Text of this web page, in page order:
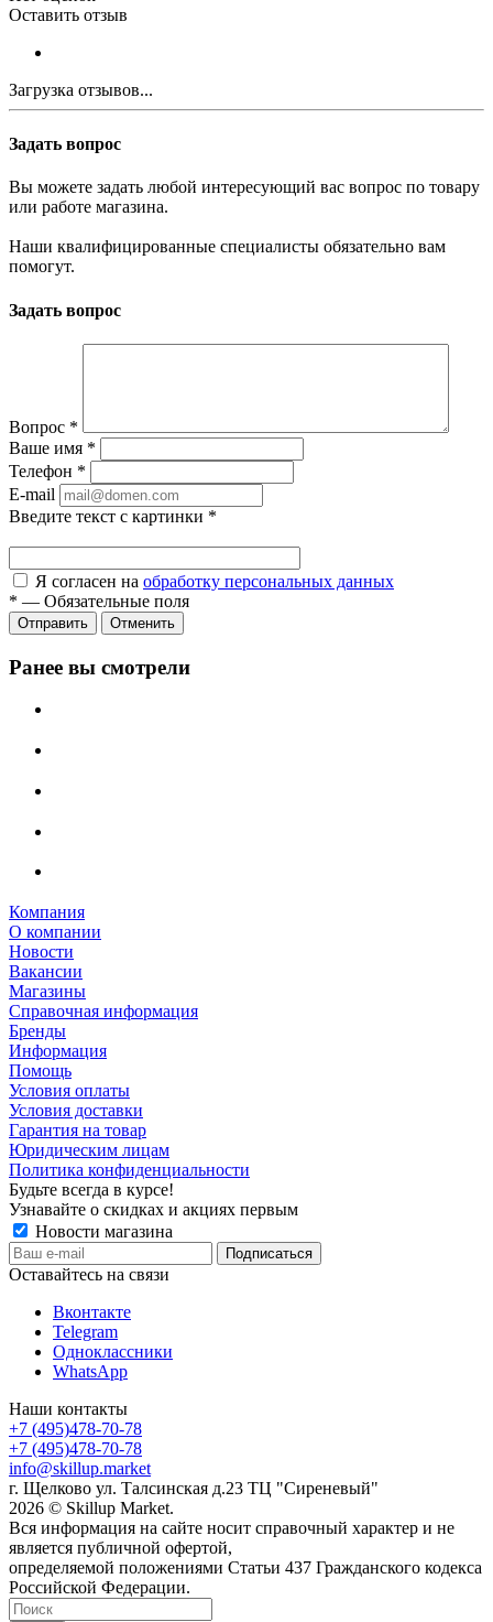
Оставить отзыв
Загрузка отзывов...
Задать вопрос
Вы можете задать любой интересующий вас вопрос по товару
или работе магазина.
Наши квалифицированные специалисты обязательно вам
помогут.
Задать вопрос
Вопрос *
Ваше имя *
Телефон *
E-mail
Введите текст с картинки *
Я согласен на обработку персональных данных
* — Обязательные поля
Отправить Отменить
Ранее вы смотрели
Компания
О компании
Новости
Вакансии
Магазины
Справочная информация
Бренды
Информация
Помощь
Условия оплаты
Условия доставки
Гарантия на товар
Юридическим лицам
Политика конфиденциальности
Будьте всегда в курсе!
Узнавайте о скидках и акциях первым
Новости магазина
Оставайтесь на связи
Вконтакте
Telegram
Одноклассники
WhatsApp
Наши контакты
+7 (495)478-70-78
+7 (495)478-70-78
info@skillup.market
г. Щелково ул. Талсинская д.23 ТЦ "Сиреневый"
2026 © Skillup Market.
Вся информация на сайте носит справочный характер и не
является публичной офертой,
определяемой положениями Статьи 437 Гражданского кодекса
Российской Федерации.